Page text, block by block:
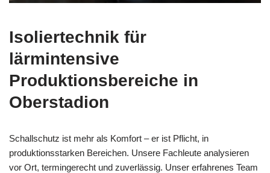
Isoliertechnik für
lärmintensive
Produktionsbereiche in
Oberstadion
Schallschutz ist mehr als Komfort – er ist Pflicht, in
produktionsstarken Bereichen. Unsere Fachleute analysieren
vor Ort, termingerecht und zuverlässig. Unser erfahrenes Team